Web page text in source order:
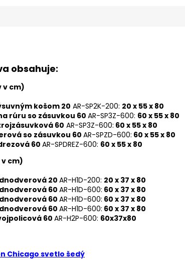
obsahuje:
v cm)
košom 20 AR-SP2K-200: 20 x 55 x 80
rúru so zásuvkou 60AR-SP3Z-600: 60 x 55 x 80
60 AR-SP3Z-600: 60 x 55 x 80
so zásuvkou 60 AR-SPZD-600: 60 x 55 x 80
60 AR-SPDREZ-600: 60 x 55 x 80
v cm)
20 AR-H1D-200: 20 x 37 x 80
60 AR-H1D-600: 60 x 37 x 80
60 AR-H1D-600: 60 x 37 x 80
60 AR-H1D-600: 60 x 37 x 80
60 AR-H2P-600: 60x37x80
Chicago svetlo šedý